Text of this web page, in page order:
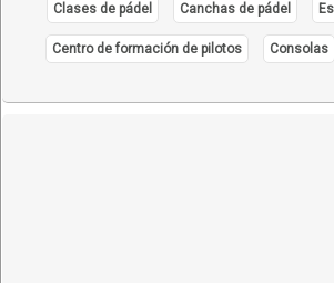
Clases de pádel Canchas de pádel
Centro de formación de pilotos Consolas